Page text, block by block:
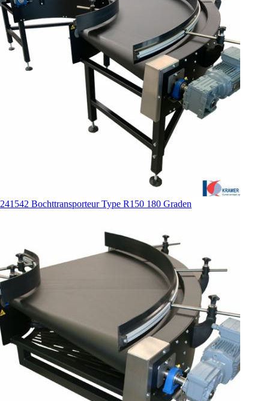
241542 Bochttransporteur Type R150 180 Graden